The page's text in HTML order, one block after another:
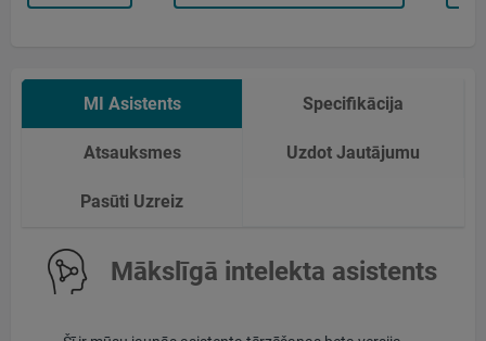
MI Asistents Specifikācija
Atsauksmes Uzdot Jautājumu
Pasūti Uzreiz
Mākslīgā intelekta asistents